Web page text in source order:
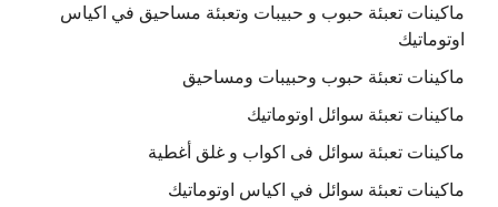
ماكينات تعبئة حبوب و حبيبات وتعبئة مساحيق في اكياس
اوتوماتيك
ماكينات تعبئة حبوب وحبيبات ومساحيق
ماكينات تعبئة سوائل اوتوماتيك
ماكينات تعبئة سوائل فى اكواب و غلق أغطية
ماكينات تعبئة سوائل في اكياس اوتوماتيك